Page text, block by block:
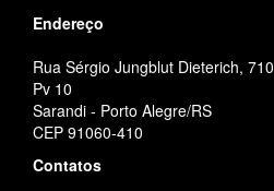
Endereço
Rua Sérgio Jungblut Dieterich, 710
Pv 10
Sarandi - Porto Alegre/RS
CEP 91060-410
Contatos